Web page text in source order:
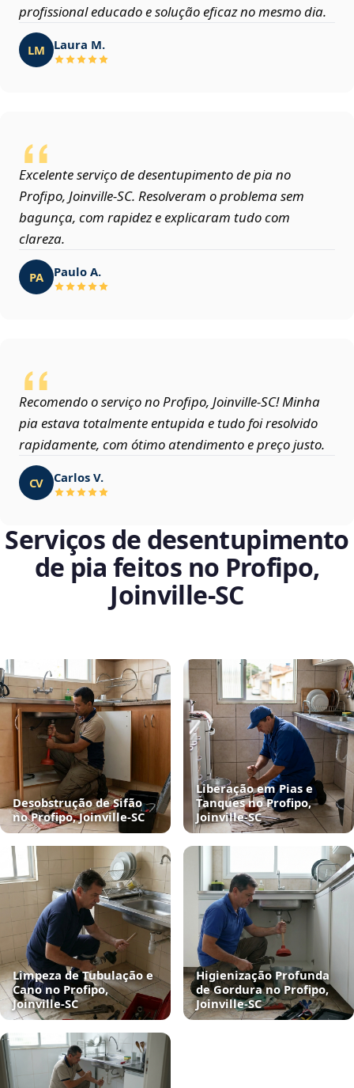
profissional educado e solução eficaz no mesmo dia.
LM Laura M.
Excelente serviço de desentupimento de pia no
Profipo, Joinville‑SC. Resolveram o problema sem
bagunça, com rapidez e explicaram tudo com
clareza.
PA Paulo A.
Recomendo o serviço no Profipo, Joinville‑SC! Minha
pia estava totalmente entupida e tudo foi resolvido
rapidamente, com ótimo atendimento e preço justo.
CV Carlos V.
Serviços de desentupimento
de pia feitos no Profipo,
Joinville‑SC
Desobstrução de Sifão
no Profipo, Joinville‑SC
Liberação em Pias e
Tanques no Profipo,
Joinville‑SC
Limpeza de Tubulação e
Cano no Profipo,
Joinville‑SC
Higienização Profunda
de Gordura no Profipo,
Joinville‑SC